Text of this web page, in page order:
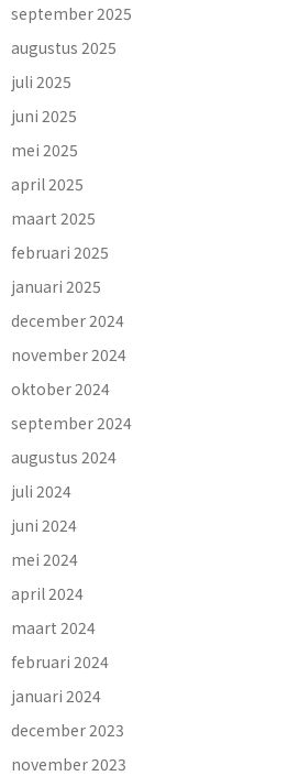
september 2025
augustus 2025
juli 2025
juni 2025
mei 2025
april 2025
maart 2025
februari 2025
januari 2025
december 2024
november 2024
oktober 2024
september 2024
augustus 2024
juli 2024
juni 2024
mei 2024
april 2024
maart 2024
februari 2024
januari 2024
december 2023
november 2023